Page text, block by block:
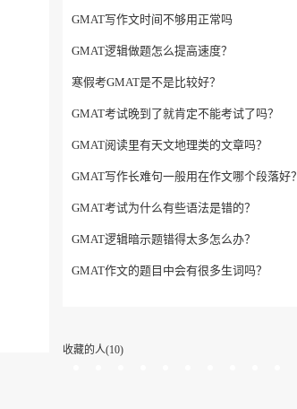
GMAT写作文时间不够用正常吗
GMAT逻辑做题怎么提高速度？
寒假考GMAT是不是比较好？
GMAT考试晚到了就肯定不能考试了吗？
GMAT阅读里有天文地理类的文章吗？
GMAT写作长难句一般用在作文哪个段落好？
GMAT考试为什么有些语法是错的？
GMAT逻辑暗示题错得太多怎么办？
GMAT作文的题目中会有很多生词吗？
收藏的人(10)